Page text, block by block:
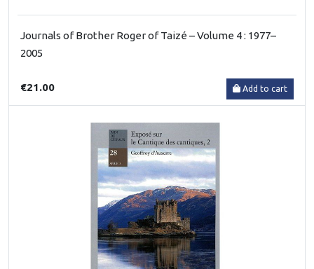
Journals of Brother Roger of Taizé – Volume 4 : 1977–
2005
€21.00 Add to cart